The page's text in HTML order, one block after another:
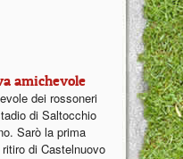
amichevole
dei rossoneri
di Saltocchio
Sarò la prima
di Castelnuovo